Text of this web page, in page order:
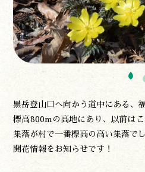
黒岳登山口へ向かう道中にある、
標高800mの高地にあり、以前は
集落が村で一番標高の高い集落でし
開花情報をお知らせです！